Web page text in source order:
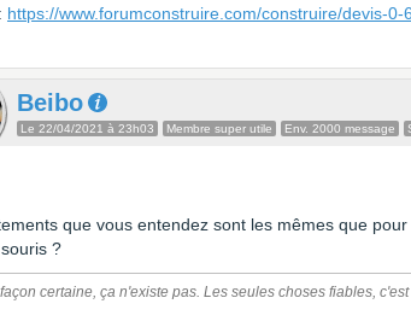
https://www.forumconstruire.com/construire/devis-
Beibo
Le 22/04/2021 à 23h03 Membre super utile Env. 2000 message
que vous entendez sont les mêmes que
?
certaine, ça n'existe pas. Les seules choses fiables,